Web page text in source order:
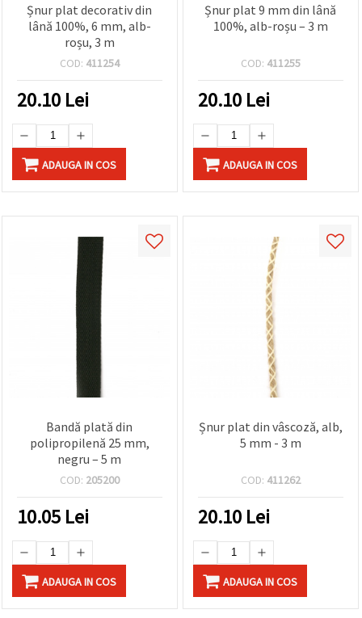
Șnur plat decorativ din
lână 100%, 6 mm, alb-
roșu, 3 m
COD: 411254
20.10 Lei
ADAUGA IN COS
Șnur plat 9 mm din lână
100%, alb-roșu – 3 m
COD: 411255
20.10 Lei
ADAUGA IN COS
Bandă plată din
polipropilenă 25 mm,
negru – 5 m
COD: 205200
10.05 Lei
ADAUGA IN COS
Șnur plat din vâscoză, alb,
5 mm - 3 m
COD: 411262
20.10 Lei
ADAUGA IN COS